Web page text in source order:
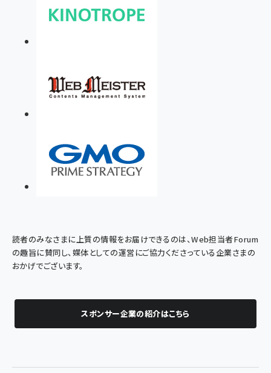
読者のみなさまに上質の情報をお届けできるのは、Web担当者Forum
の趣旨に賛同し、媒体としての運営にご協力くださっている企業さまの
おかげでございます。
スポンサー企業の紹介はこちら